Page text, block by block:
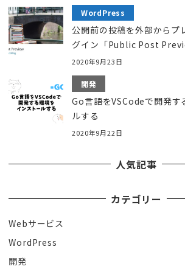
WordPress
公開前の投稿を外部からプ
グイン「Public Post
2020年9月23日
開発
Go言語をVSCodeで開発す
ルする
2020年9月22日
人気記事
カテゴリー
Webサービス
WordPress
開発